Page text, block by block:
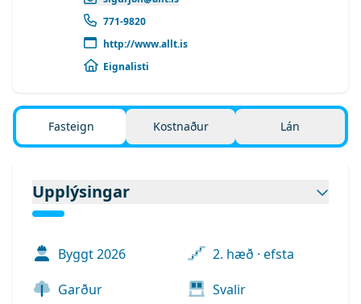
771-9820
http://www.allt.is
Eignalisti
Fasteign Kostnaður Lán
Upplýsingar
Byggt2026
2. hæð · efsta
Garður
Svalir